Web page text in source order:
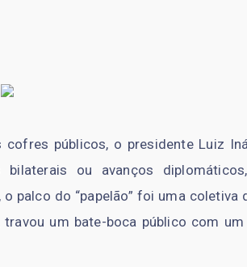
públicos, o presidente Luiz
ou avanços
palco do “papelão” foi uma coletiva
um bate-boca público com